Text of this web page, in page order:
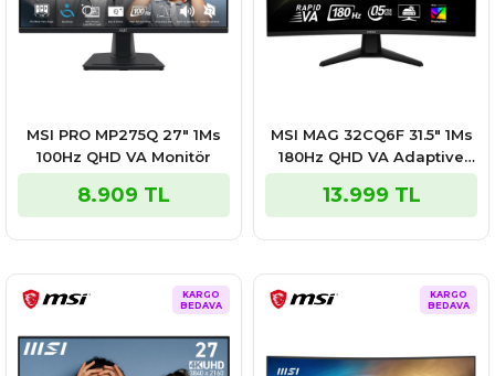
MSI PRO MP275Q 27″ 1Ms
100Hz QHD VA Monitör
8.909 TL
MSI MAG 32CQ6F 31.5″ 1Ms
180Hz QHD VA Adaptive
Sync Curved Gaming
Monitör
13.999 TL
KARGO
BEDAVA
KARGO
BEDAVA